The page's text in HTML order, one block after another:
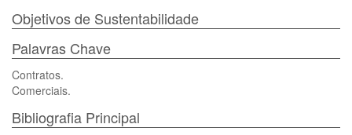
Objetivos de Sustentabilidade
Palavras Chave
Contratos.
Comerciais.
Bibliografia Principal